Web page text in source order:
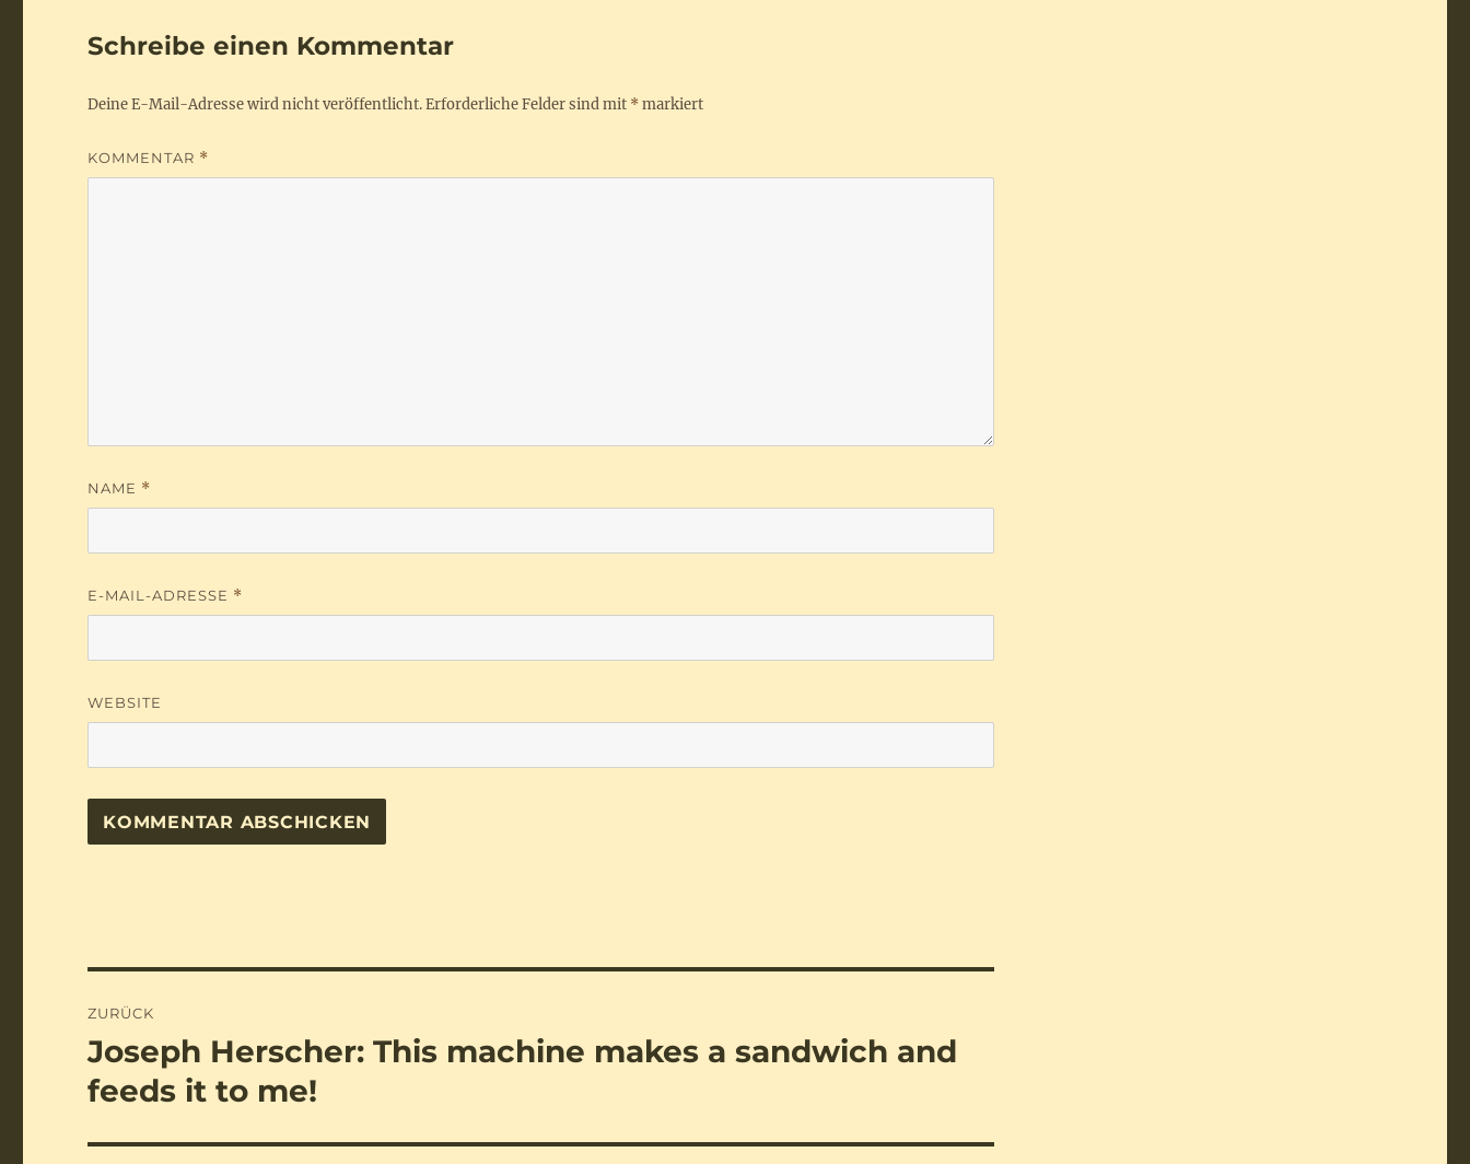
Schreibe einen Kommentar
Deine E-Mail-Adresse wird nicht veröffentlicht.Erforderliche Felder sind mit * markiert
KOMMENTAR *
NAME *
E-MAIL-ADRESSE *
WEBSITE
ZURÜCK
Vorheriger
Beitrag:
Joseph Herscher: This machine makes a sandwich and
feeds it to me!